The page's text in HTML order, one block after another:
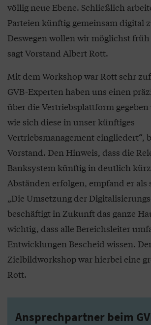
völlig neue Ebene. Schließlich
Parteien künftig gemeinsam digital
Deswegen wollen wir möglichst früh
sagt Vorstand Albert Rott.
Mit dem Workshop war Rott sehr
GVB-Experten haben uns einen
über die Vertriebsplattform gegeben
wie sich diese in unser künftiges
Vertriebsmanagement eingliedert“,
Vorstand. Den Hinweis, dass die
Banksystem künftig in deutlich
Abständen erfolgen, empfand er als
„Die Umsetzung der
beschäftigt in Zukunft das ganze
wichtig, dass alle Bereichsleiter
Entwicklungen Bescheid wissen.
Zielbildworkshop war hierbei eine
Rott.
Ansprechpartner beim